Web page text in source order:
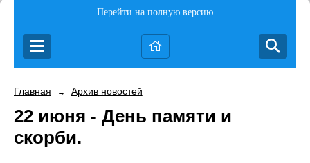
Перейти на полную версию
Главная → Архив новостей
22 июня - День памяти и
скорби.